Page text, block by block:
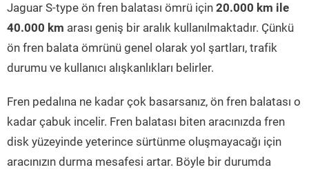
Jaguar S-type ön fren balatası ömrü için 20.000 km ile
40.000 km arası geniş bir aralık kullanılmaktadır. Çünkü
ön fren balata ömrünü genel olarak yol şartları, trafik
durumu ve kullanıcı alışkanlıkları belirler.
Fren pedalına ne kadar çok basarsanız, ön fren balatası o
kadar çabuk incelir. Fren balatası biten aracınızda fren
disk yüzeyinde yeterince sürtünme oluşmayacağı için
aracınızın durma mesafesi artar. Böyle bir durumda